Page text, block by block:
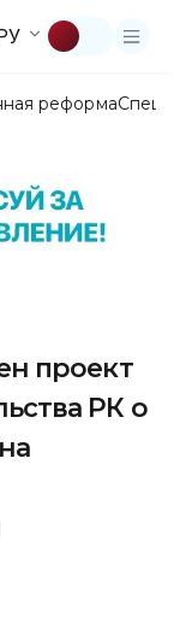
реформа
проект
РК о